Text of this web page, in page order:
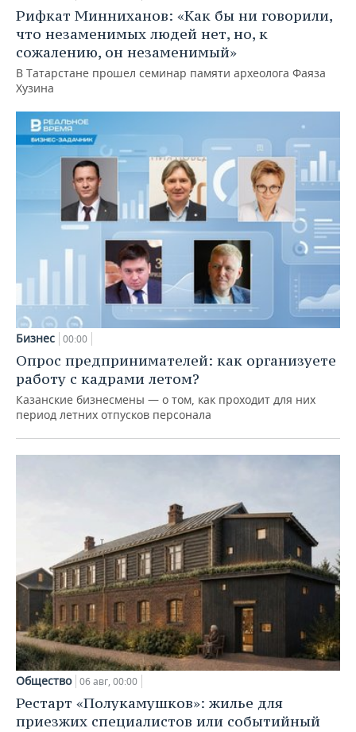
Рифкат Минниханов: «Как бы ни говорили,
что незаменимых людей нет, но, к
сожалению, он незаменимый»
В Татарстане прошел семинар памяти археолога Фаяза
Хузина
Бизнес 00:00
Опрос предпринимателей: как организуете
работу с кадрами летом?
Казанские бизнесмены — о том, как проходит для них
период летних отпусков персонала
Общество 06 авг, 00:00
Рестарт «Полукамушков»: жилье для
приезжих специалистов или событийный